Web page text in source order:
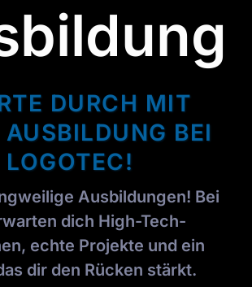
DURCH MIT
AUSBILDUNG BEI
LOGOTEC!
Ausbildungen! Bei
dich High-Tech-
echte Projekte und ein
dir den Rücken stärkt.